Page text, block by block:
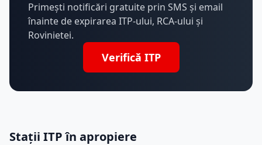
Primești notificări gratuite prin SMS și email
înainte de expirarea ITP-ului, RCA-ului și
Rovinietei.
Verifică ITP
Stații ITP în apropiere